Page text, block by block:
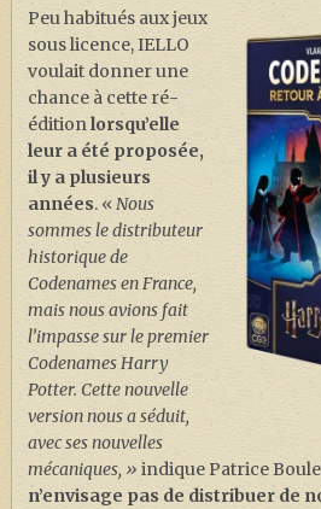
Peu habitués aux jeux
sous licence, IELLO
voulait donner une
chance à cette ré-
éditionlorsqu’elle
leur a été proposée,
il y a plusieurs
années. «Nous
sommes le distributeur
historique de
Codenames en France,
mais nous avions fait
l’impasse sur le premier
Codenames Harry
Potter. Cette nouvelle
version nous a séduit,
avec ses nouvelles
mécaniques, » indique Patrice
n’envisage pas de distribuer de